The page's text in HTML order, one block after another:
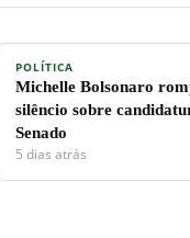
POLÍTICA
Michelle Bolsonaro
silêncio sobre
Senado
5 dias atrás